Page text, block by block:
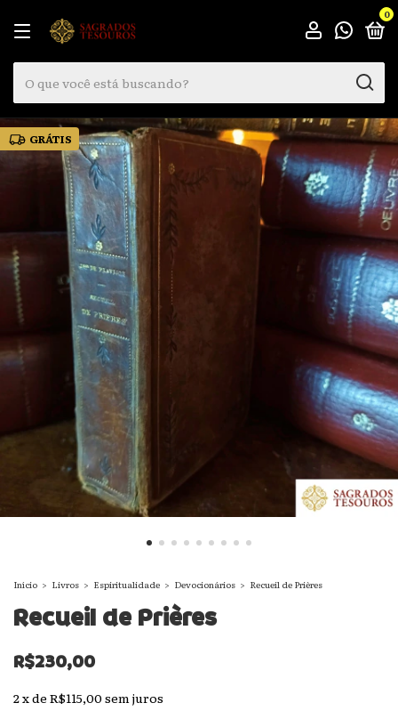
0
GRÁTIS
Início > Livros > Espiritualidade > Devocionários > Recueil de Prières
Recueil de Prières
R$230,00
2xde R$115,00 sem juros